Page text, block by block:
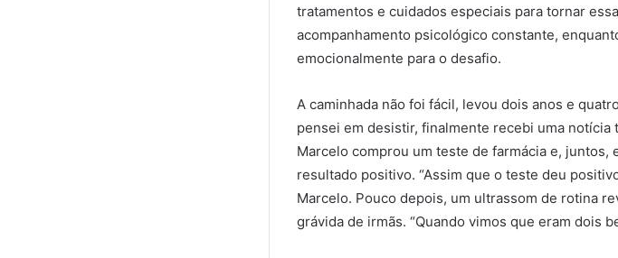
tratamentos e cuidados especiais para tornar
acompanhamento psicológico constante,
emocionalmente para o desafio.
A caminhada não foi fácil, levou dois anos e
pensei em desistir, finalmente recebi uma notícia
Marcelo comprou um teste de farmácia e, juntos,
resultado positivo. “Assim que o teste deu
Marcelo. Pouco depois, um ultrassom de rotina
grávida de irmãs. “Quando vimos que eram dois